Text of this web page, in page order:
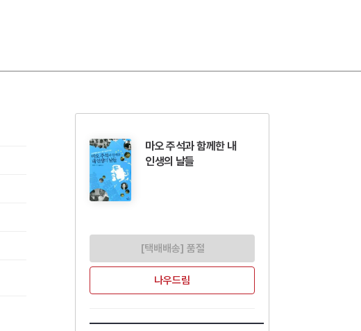
마오 주석과 함께한 내
인생의 날들
[택배배송] 품절
나우드림